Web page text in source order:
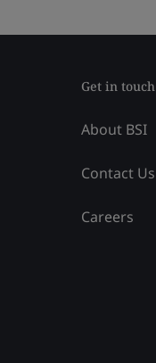
Get in touch
About BSI
Contact Us
Careers